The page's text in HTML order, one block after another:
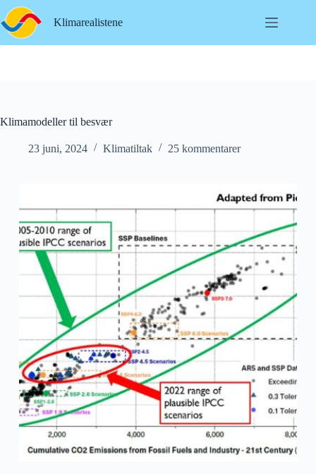
Hopp
til
innholdet
Klimarealistene
Klimamodeller til besvær
23 juni, 2024 Klimatiltak 25 kommentarer